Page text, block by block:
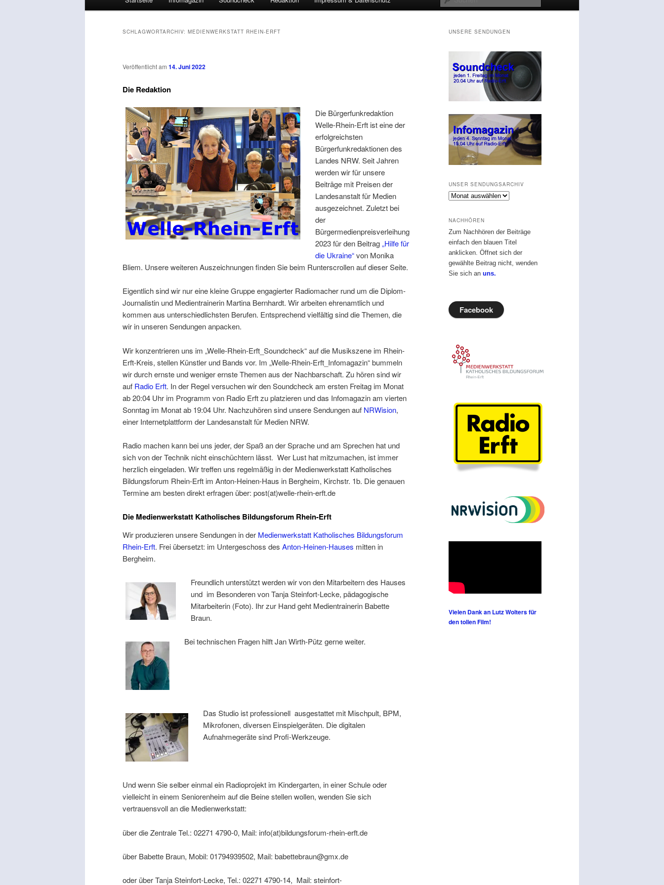
SCHLAGWORTARCHIV: MEDIENWERKSTATT RHEIN-ERFT
Veröffentlicht am 14. Juni 2022
Die Redaktion
Die Bürgerfunkredaktion
Welle-Rhein-Erft ist eine der
erfolgreichsten
Bürgerfunkredaktionen des
Landes NRW. Seit Jahren
werden wir für unsere
Beiträge mit Preisen der
Landesanstalt für Medien
ausgezeichnet. Zuletzt bei
der
Bürgermedienpreisverleihung
2023 für den Beitrag„Hilfe für
die Ukraine“von Monika
Bliem. Unsere weiteren Auszeichnungen finden Sie beim Runterscrollen auf dieser Seite.
Eigentlich sind wir nur eine kleine Gruppe engagierter Radiomacher rund um die Diplom-
Journalistin und Medientrainerin Martina Bernhardt. Wir arbeiten ehrenamtlich und
kommen aus unterschiedlichsten Berufen. Entsprechend vielfältig sind die Themen, die
wir in unseren Sendungen anpacken.
Wir konzentrieren uns im „Welle-Rhein-Erft_Soundcheck“ auf die Musikszene im Rhein-
Erft-Kreis, stellen Künstler und Bands vor. Im „Welle-Rhein-Erft_Infomagazin“ bummeln
wir durch ernste und weniger ernste Themen aus der Nachbarschaft. Zu hören sind wir
auf Radio Erft. In der Regel versuchen wir den Soundcheck am ersten Freitag im Monat
ab 20:04 Uhr im Programm von Radio Erft zu platzieren und das Infomagazin am vierten
Sonntag im Monat ab 19:04 Uhr. Nachzuhören sind unsere Sendungen auf NRWision,
einer Internetplattform der Landesanstalt für Medien NRW.
Radio machen kann bei uns jeder, der Spaß an der Sprache und am Sprechen hat und
sich von der Technik nicht einschüchtern lässt. Wer Lust hat mitzumachen, ist immer
herzlich eingeladen. Wir treffen uns regelmäßig in der Medienwerkstatt Katholisches
Bildungsforum Rhein-Erft im Anton-Heinen-Haus in Bergheim, Kirchstr. 1b. Die genauen
Termine am besten direkt erfragen über: post(at)welle-rhein-erft.de
Die Medienwerkstatt Katholisches Bildungsforum Rhein-Erft
Wir produzieren unsere Sendungen in der Medienwerkstatt Katholisches Bildungsforum
Rhein-Erft. Frei übersetzt: im Untergeschoss des Anton-Heinen-Hauses mitten in
Bergheim.
Freundlich unterstützt werden wir von den Mitarbeitern des Hauses
und im Besonderen von Tanja Steinfort-Lecke, pädagogische
Mitarbeiterin (Foto). Ihr zur Hand geht Medientrainerin Babette
Braun.
Bei technischen Fragen hilft Jan Wirth-Pütz gerne weiter.
Das Studio ist professionell ausgestattet mit Mischpult, BPM,
Mikrofonen, diversen Einspielgeräten. Die digitalen
Aufnahmegeräte sind Profi-Werkzeuge.
Und wenn Sie selber einmal ein Radioprojekt im Kindergarten, in einer Schule oder
vielleicht in einem Seniorenheim auf die Beine stellen wollen, wenden Sie sich
vertrauensvoll an die Medienwerkstatt:
über die Zentrale Tel.: 02271 4790-0, Mail: info(at)bildungsforum-rhein-erft.de
über Babette Braun, Mobil: 01794939502, Mail: babettebraun@gmx.de
oder über Tanja Steinfort-Lecke, Tel.: 02271 4790-14, Mail: steinfort-
UNSERE SENDUNGEN
UNSER SENDUNGSARCHIV
Unser
NACHHÖREN
Zum Nachhören der Beiträge
einfach den blauen Titel
anklicken. Öffnet sich der
gewählte Beitrag nicht, wenden
Sie sich an uns.
Facebook
Vielen Dank an Lutz Wolters für
den tollen Film!